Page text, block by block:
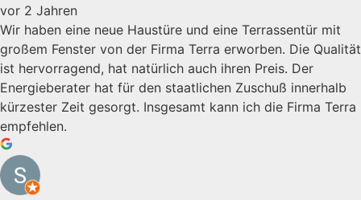
vor 2 Jahren
Wir haben eine neue Haustüre und eine Terrassentür mit
großem Fenster von der Firma Terra erworben. Die Qualität
ist hervorragend, hat natürlich auch ihren Preis. Der
Energieberater hat für den staatlichen Zuschuß innerhalb
kürzester Zeit gesorgt. Insgesamt kann ich die Firma Terra
empfehlen.